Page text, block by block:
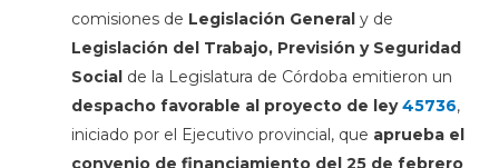
comisiones de Legislación Generaly de
Legislación del Trabajo, Previsión y Seguridad
Socialde la Legislatura de Córdoba emitieron un
despacho favorable al proyecto de ley45736,
iniciado por el Ejecutivo provincial, que aprueba el
convenio de financiamiento del 25 de febrero